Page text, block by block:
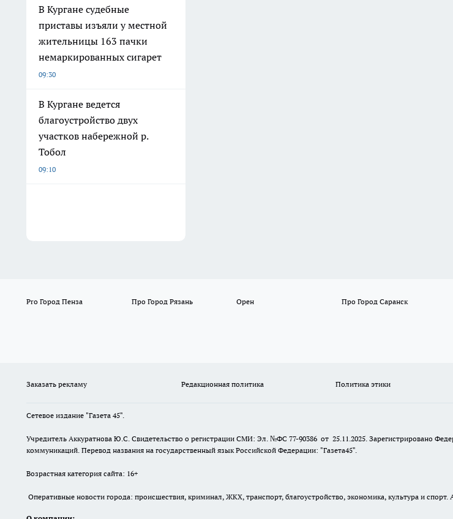
В Кургане судебные
приставы изъяли у местной
жительницы 163 пачки
немаркированных сигарет
09:30
В Кургане ведется
благоустройство двух
участков набережной р.
Тобол
09:10
Pro Город Пенза Про Город Рязань Орен Про Город Саранск
Заказать рекламу Редакционная политика Политика этики
Сетевое издание "Газета 45".
Учредитель Аккуратнова Ю.С. Свидетельство о регистрации СМИ: Эл. №ФС 77-90386 от 25.11.2025. Зарегистрировано
коммуникаций. Перевод названия на государственный язык Российской Федерации: "Газета45".
Возрастная категория сайта: 16+
Оперативные новости города: происшествия, криминал, ЖКХ, транспорт, благоустройство, экономика, культура и